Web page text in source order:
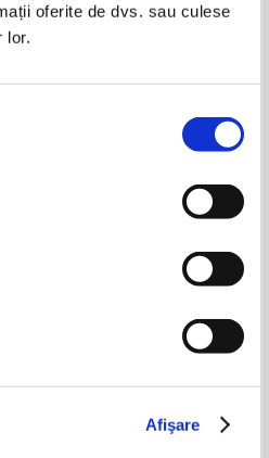
oferite de dvs. sau culese
lor.
Afişare
Fritz Rudolph - Varfuri fara zei
Lei